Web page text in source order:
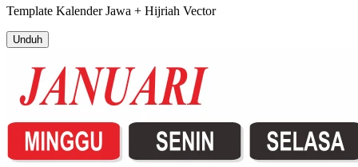
Template Kalender Jawa + Hijriah Vector
Unduh